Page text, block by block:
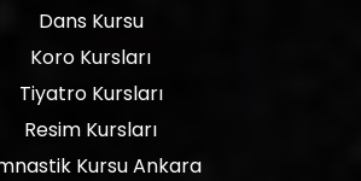
Dans Kursu
Koro Kursları
Tiyatro Kursları
Resim Kursları
Kursu Ankara